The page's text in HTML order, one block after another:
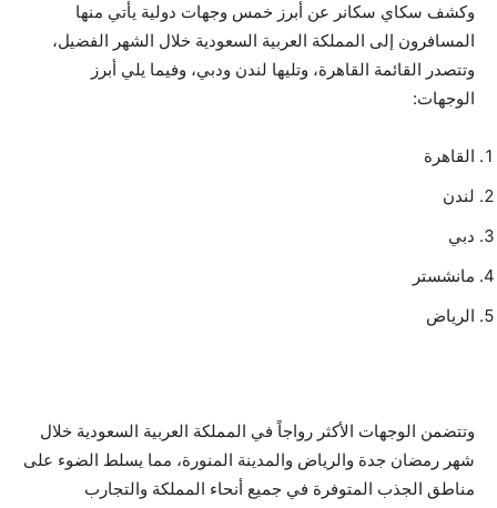
وكشف سكاي سكانر عن أبرز خمس وجهات دولية يأتي منها
المسافرون إلى المملكة العربية السعودية خلال الشهر الفضيل،
وتتصدر القائمة القاهرة، وتليها لندن ودبي، وفيما يلي أبرز
الوجهات:
القاهرة
لندن
دبي
مانشستر
الرياض
وتتضمن الوجهات الأكثر رواجاً في المملكة العربية السعودية خلال
شهر رمضان جدة والرياض والمدينة المنورة، مما يسلط الضوء على
مناطق الجذب المتوفرة في جميع أنحاء المملكة والتجارب